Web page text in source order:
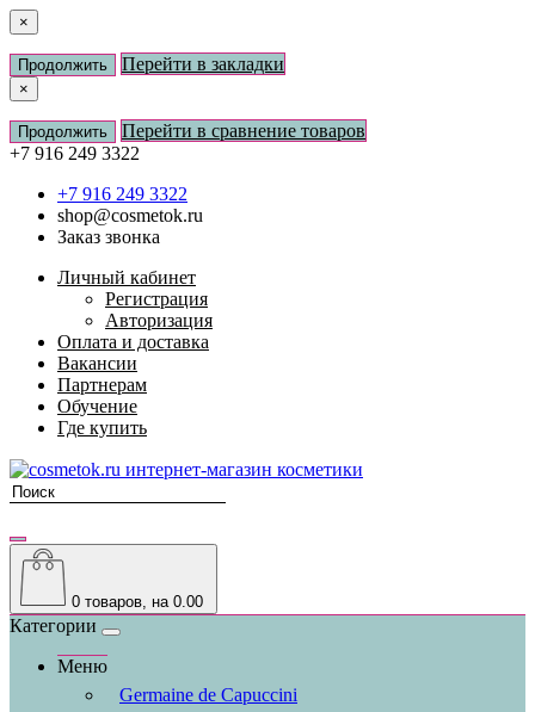
×
Продолжить Перейти в закладки
×
Продолжить
Перейти в сравнение товаров
+7 916 249 3322
+7 916 249 3322
shop@cosmetok.ru
Заказ звонка
Личный кабинет
Регистрация
Авторизация
Оплата и доставка
Вакансии
Партнерам
Обучение
Где купить
0 товаров, на 0.00
Категории
Меню
Germaine de Capuccini